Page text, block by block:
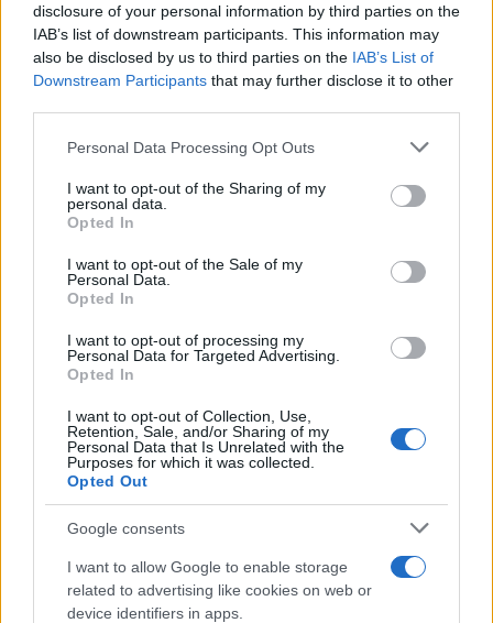
disclosure of your personal information by third parties on the
IAB’s list of downstream participants. This information may
also be disclosed by us to third parties on the IAB’s List of
Downstream Participants that may further disclose it to other
Please note that this website/app uses one or more Google
not limited to your visit or usage behaviour. You may click to
grant or deny consent to Google and its third-party tags to
use your data for below specified purposes in below Google
consent section.
Personal Data Processing Opt Outs
I want to opt-out of the Sharing of my
personal data.
Opted In
I want to opt-out of the Sale of my
Personal Data.
Opted In
I want to opt-out of processing my
Personal Data for Targeted Advertising.
Opted In
I want to opt-out of Collection, Use,
Retention, Sale, and/or Sharing of my
Personal Data that Is Unrelated with the
Purposes for which it was collected.
Opted Out
Google consents
I want to allow Google to enable storage
related to advertising like cookies on web or
device identifiers in apps.
Sigue leyendo
CONSEJOS DE COCINA